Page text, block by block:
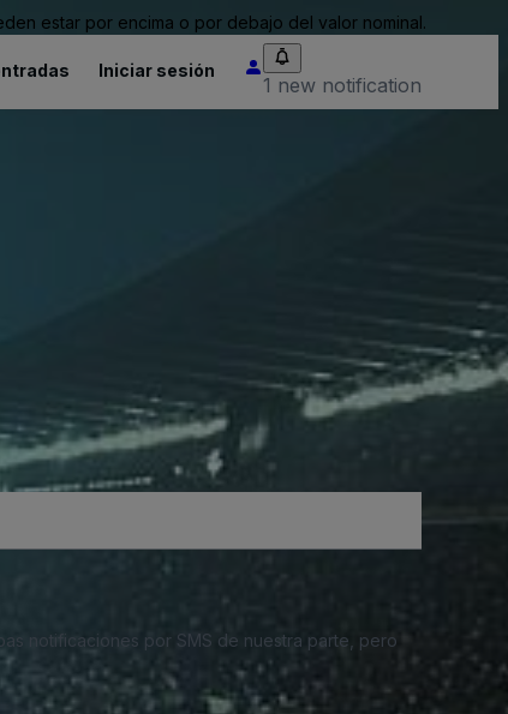
estar por encima o por debajo del valor nominal.
Iniciar sesión
1 new notification
notificaciones por SMS de nuestra parte, pero